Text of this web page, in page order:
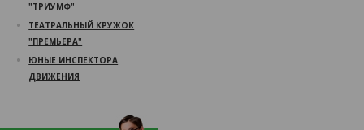
"ТРИУМФ"
ТЕАТРАЛЬНЫЙ КРУЖОК
"ПРЕМЬЕРА"
ЮНЫЕ ИНСПЕКТОРА
ДВИЖЕНИЯ